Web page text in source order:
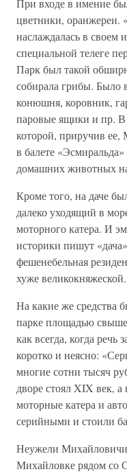
При входе в имение
цветники, оранжереи.
наслаждалась в своем
специальной телеге
Парк был такой
собирала грибы. Было
конюшня, коровник,
паровые ящики и пр. В
которой, приручив
в балете
домашних животных
Кроме того, на даче
далеко уходящий в
моторного катера. И
историки пишут
фешенебельная
хуже великокняжеской.
На какие же средства
парке площадью
как всегда, когда
коротко и неясно:
многие сотни тысяч
дворе стоял XIX век,
моторные катера и
серийными и стоили
Неужели
Михайловке рядом со